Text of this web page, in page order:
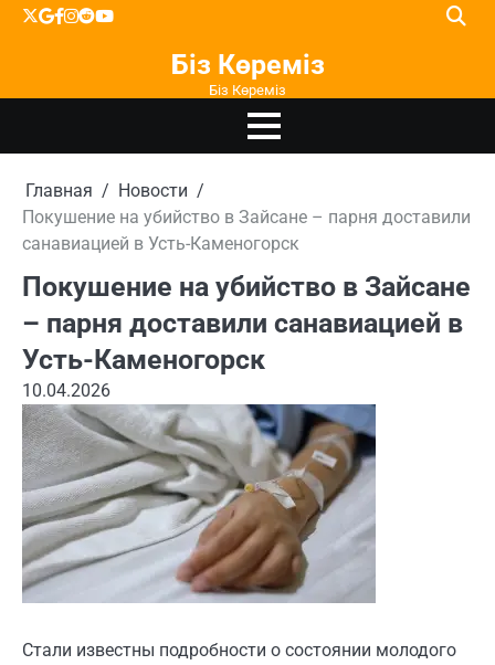
Перейти
X google
facebook
instagram
reddityoutube
Біз Көреміз
Біз Көреміз
Главная
Новости
Покушение на убийство в Зайсане – парня доставили
санавиацией в Усть-Каменогорск
Покушение на убийство в Зайсане
– парня доставили санавиацией в
Усть-Каменогорск
10.04.2026
Стали известны подробности о состоянии молодого